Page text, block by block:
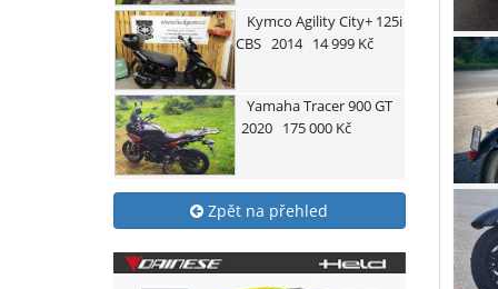
Kymco Agility City+ 125i
CBS 2014 14 999 Kč
YamahaTracer 900 GT
2020 175 000 Kč
Zpět na přehled